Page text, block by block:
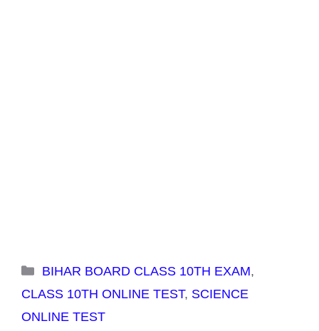
Categories
BIHAR BOARD CLASS 10TH EXAM,
CLASS 10TH ONLINE TEST, SCIENCE
ONLINE TEST